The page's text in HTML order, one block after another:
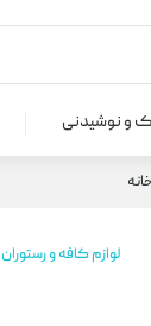
و نوشیدنی
لوازم کافه و رستوران